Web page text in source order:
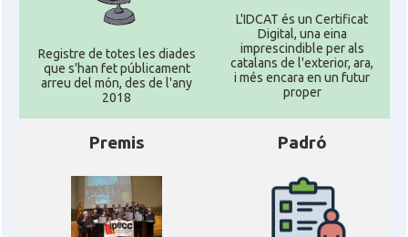
Registre de totes les diades
que s'han fet públicament
arreu del món, des de l'any
2018
L'IDCAT és un Certificat
Digital, una eina
imprescindible per als
catalans de l'exterior, ara,
i més encara en un futur
proper
Premis Padró